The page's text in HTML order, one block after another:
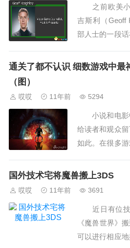
之前欧美小
吉斯利（Geoff
部人士的一段
一样。每年都
通关了都不认识 细数游戏中最
（图）
哎哎 11年前 5294
小说和电影
给读者和观众
如此。在很多
幕后操纵玩家
国外技术宅将魔兽搬上3DS
哎哎 11年前 3691
近日有位技
《魔兽世界》
可以进行相应